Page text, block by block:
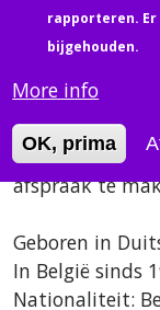
rapporteren. Er
bijgehouden.
More info
OK, prima
+32/(0)499/71 10
Hebt u nog
om contact
bellen. Voor
afspraak te
Geboren in
In België sinds
Nationaliteit: